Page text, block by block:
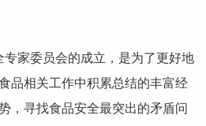
家委员会的成立，是为了更好地
品相关工作中积累总结的丰富经
，寻找食品安全最突出的矛盾问